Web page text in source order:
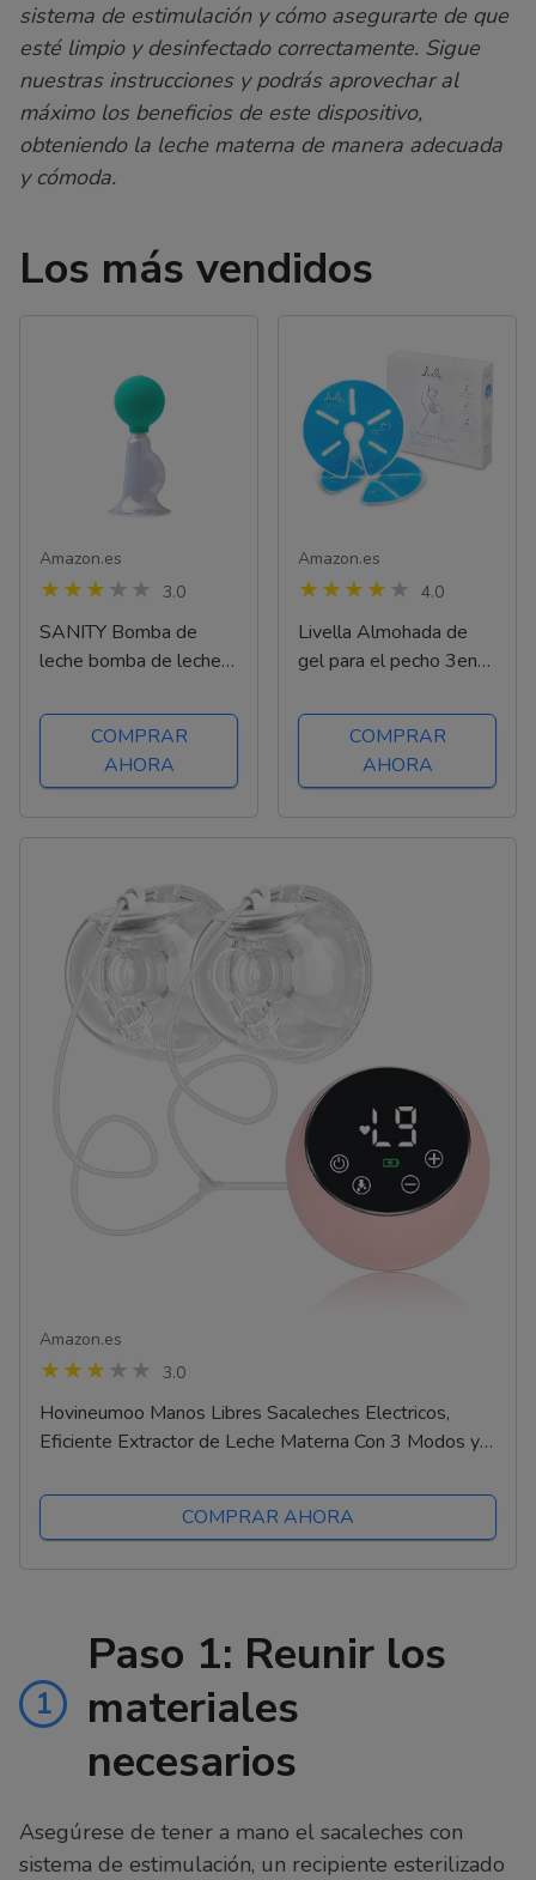
sistema de estimulación y cómo asegurarte de que
esté limpio y desinfectado correctamente. Sigue
nuestras instrucciones y podrás aprovechar al
máximo los beneficios de este dispositivo,
obteniendo la leche materna de manera adecuada
y cómoda.
Los más vendidos
Amazon.es
3.0
SANITY Bomba de
leche bomba de leche
con bola de succión
COMPRAR
AHORA
Amazon.es
4.0
Livella Almohada de
gel para el pecho 3en1
enfriamiento y
calentamiento para el
pecho y la lactancia -
COMPRAR
AHORA
Amazon.es
3.0
Hovineumoo Manos Libres Sacaleches Electricos,
Eficiente Extractor de Leche Materna Con 3 Modos y 9
COMPRAR AHORA
1
Paso 1: Reunir los
materiales
necesarios
Asegúrese de tener a mano el sacaleches con
sistema de estimulación, un recipiente esterilizado